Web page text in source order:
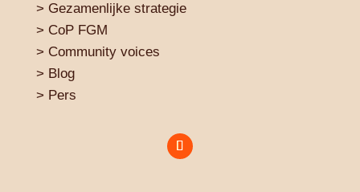
> Gezamenlijke strategie
> CoP FGM
> Community voices
> Blog
> Pers